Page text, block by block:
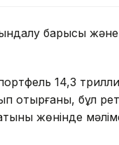
барысы және
14,3
отырғаны, бұл
жөнінде